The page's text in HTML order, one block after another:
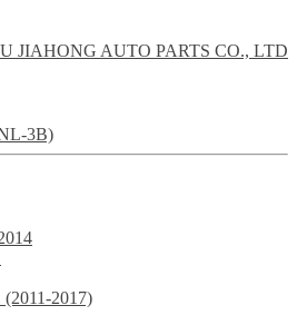
JIAHONG AUTO PARTS CO., LTD
3B)
(2011-2017)